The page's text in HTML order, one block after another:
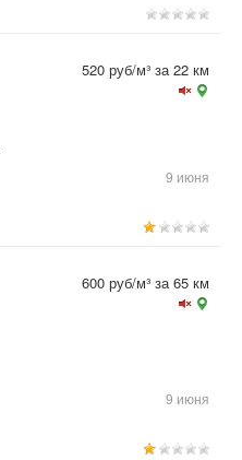
9 июня
520 руб/м³ за 22 км
9 июня
600 руб/м³ за 65 км